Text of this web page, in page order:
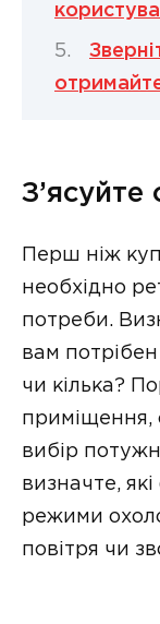
З’ясуйте
Перш ніж
необхідно
потреби.
вам
чи кілька?
приміщення,
вибір
визначте,
режими
повітря чи